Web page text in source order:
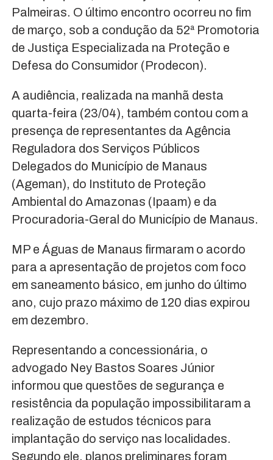
Palmeiras. O último encontro ocorreu no fim
de março, sob a condução da 52ª Promotoria
de Justiça Especializada na Proteção e
Defesa do Consumidor (Prodecon).
A audiência, realizada na manhã desta
quarta-feira (23/04), também contou com a
presença de representantes da Agência
Reguladora dos Serviços Públicos
Delegados do Município de Manaus
(Ageman), do Instituto de Proteção
Ambiental do Amazonas (Ipaam) e da
Procuradoria-Geral do Município de Manaus.
MP e Águas de Manaus firmaram o acordo
para a apresentação de projetos com foco
em saneamento básico, em junho do último
ano, cujo prazo máximo de 120 dias expirou
em dezembro.
Representando a concessionária, o
advogado Ney Bastos Soares Júnior
informou que questões de segurança e
resistência da população impossibilitaram a
realização de estudos técnicos para
implantação do serviço nas localidades.
Segundo ele, planos preliminares foram